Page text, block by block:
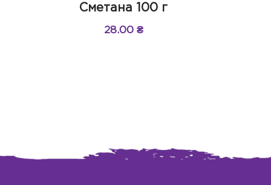
Сметана 100 г
28.00 ₴